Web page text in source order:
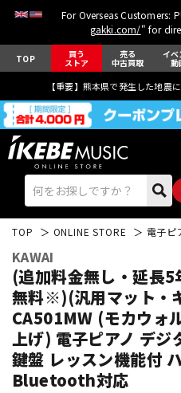
For Overseas Customers:
gakki.com/" for
TOP 買う
ストア
売る
中古買取
イベ
動
【重要】熊本県で発生した地震
エレキギター
ベース
TOP ONLINE STORE 電子ピ
KAWAI
(追加料金無し・延長
無料※)(汎用マット・
CA501MW (モカウォ
上げ) 電子ピアノ デジ
鍵盤 レッスン機能付
Bluetooth対応